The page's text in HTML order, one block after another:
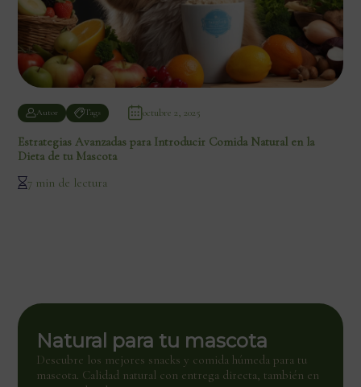
Autor Tags octubre 2, 2025
Estrategias Avanzadas para Introducir Comida Natural en la
Dieta de tu Mascota
7 min de lectura
Natural para tu mascota
Descubre los mejores snacks y comida húmeda para tu
mascota. Calidad natural con entrega directa, también en